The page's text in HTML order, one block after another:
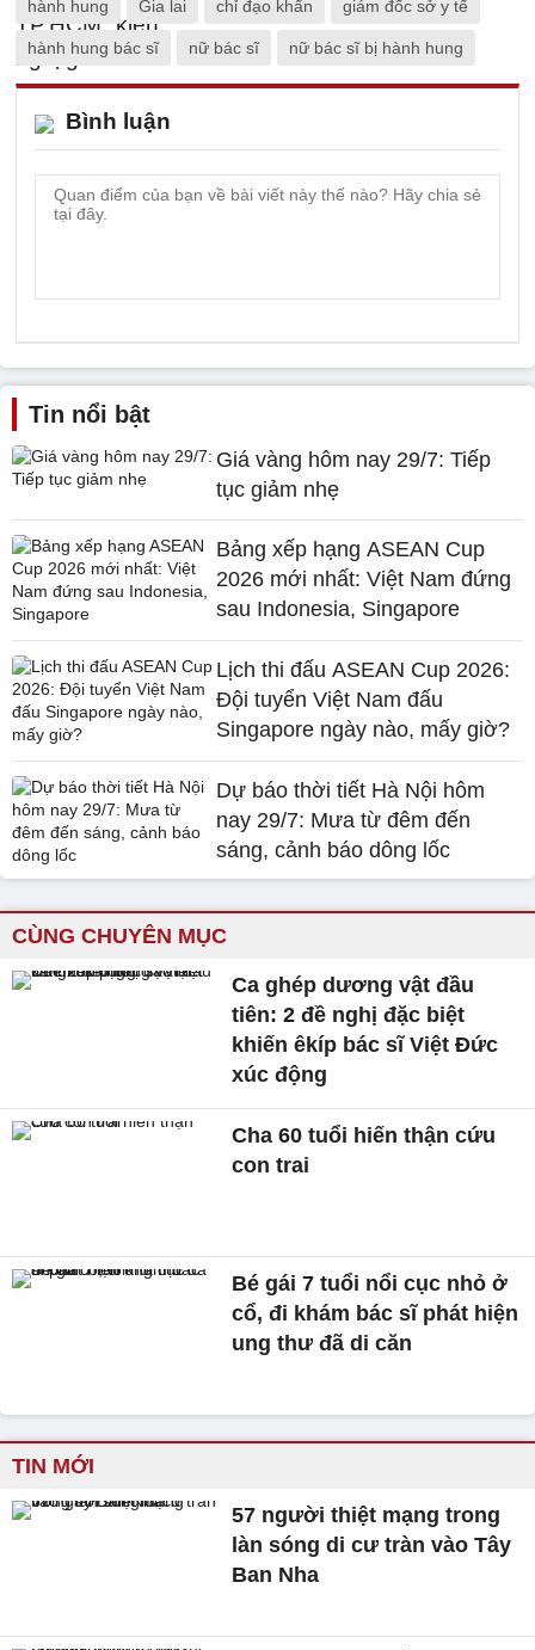
hành hung Gia lai chỉ đạo khẩn giám đốc sở y tế
hành hung bác sĩ nữ bác sĩ nữ bác sĩ bị hành hung
Bình luận
Tin nổi bật
Giá vàng hôm nay 29/7: Tiếp
tục giảm nhẹ
Bảng xếp hạng ASEAN Cup
2026 mới nhất: Việt Nam đứng
sau Indonesia, Singapore
Lịch thi đấu ASEAN Cup 2026:
Đội tuyển Việt Nam đấu
Singapore ngày nào, mấy giờ?
Dự báo thời tiết Hà Nội hôm
nay 29/7: Mưa từ đêm đến
sáng, cảnh báo dông lốc
CÙNG CHUYÊN MỤC
Ca ghép dương vật đầu
tiên: 2 đề nghị đặc biệt
khiến êkíp bác sĩ Việt Đức
xúc động
Cha 60 tuổi hiến thận cứu
con trai
Bé gái 7 tuổi nổi cục nhỏ ở
cổ, đi khám bác sĩ phát hiện
ung thư đã di căn
TIN MỚI
57 người thiệt mạng trong
làn sóng di cư tràn vào Tây
Ban Nha